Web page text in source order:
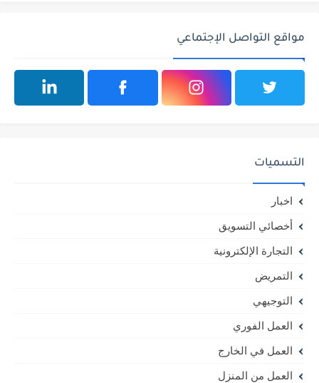
مواقع التواصل الإجتماعي
التسميات
اخبار
أخصائي التسويق
التجارة الإلكترونية
التمريض
التوجيهي
العمل الفوري
العمل في الخارج
العمل من المنزل